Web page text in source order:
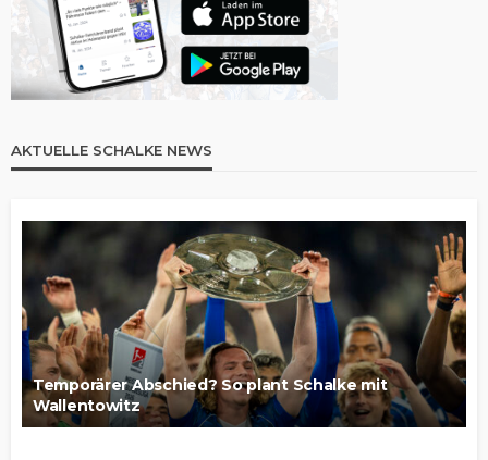
AKTUELLE SCHALKE NEWS
Temporärer Abschied? So plant Schalke mit
Wallentowitz